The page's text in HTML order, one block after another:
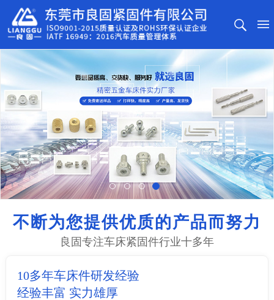
不断为您提供优质的产品而努力
良固专注车床紧固件行业十多年
10多年车床件研发经验
经验丰富 实力雄厚